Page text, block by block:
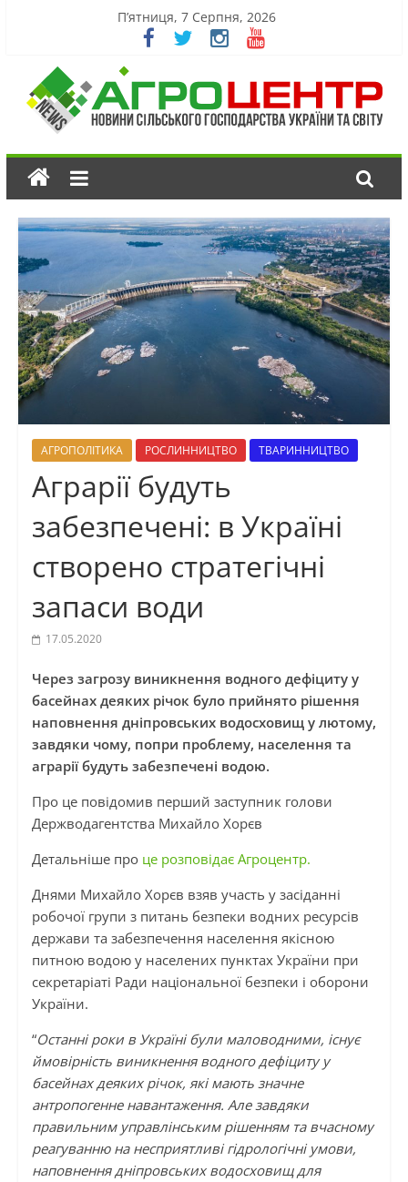
П’ятниця, 7 Серпня, 2026
АГРОПОЛІТИКА РОСЛИННИЦТВО ТВАРИННИЦТВО
Аграрії будуть
забезпечені: в Україні
створено стратегічні
запаси води
17.05.2020
Через загрозу виникнення водного дефіциту у
басейнах деяких річок було прийнято рішення
наповнення дніпровських водосховищ у лютому,
завдяки чому, попри проблему, населення та
аграрії будуть забезпечені водою.
Про це повідомив перший заступник голови
Держводагентства Михайло Хорєв
Детальніше про це розповідає Агроцентр.
Днями Михайло Хорєв взяв участь у засіданні
робочої групи з питань безпеки водних ресурсів
держави та забезпечення населення якісною
питною водою у населених пунктах України при
секретаріаті Ради національної безпеки і оборони
України.
“Останні роки в Україні були маловодними, існує
ймовірність виникнення водного дефіциту у
басейнах деяких річок, які мають значне
антропогенне навантаження. Але завдяки
правильним управлінським рішенням та вчасному
реагуванню на несприятливі гідрологічні умови,
наповнення дніпровських водосховищ для